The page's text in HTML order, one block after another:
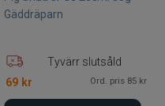
Gäddräparn
Tyvärr slutsåld
69 kr Ord. pris 85 kr